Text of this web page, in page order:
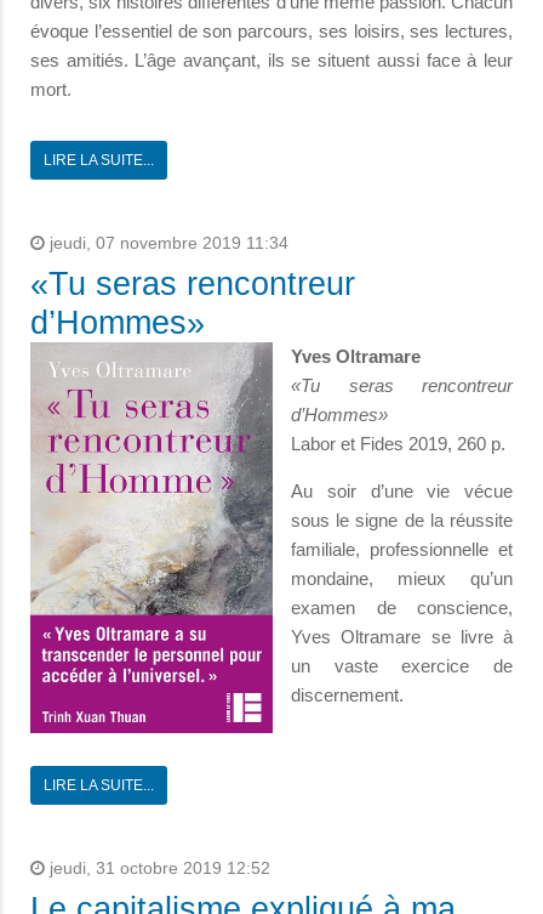
évoque l’essentiel de son parcours, ses loisirs, ses lectures,
ses amitiés. L’âge avançant, ils se situent aussi face à leur
mort.
LIRE LA SUITE...
jeudi, 07 novembre 2019 11:34
«Tu seras rencontreur
d’Hommes»
Yves Oltramare
«Tu seras rencontreur
d’Hommes»
Labor et Fides 2019, 260 p.
Au soir d’une vie vécue
sous le signe de la réussite
familiale, professionnelle et
mondaine, mieux qu’un
examen de conscience,
Yves Oltramare se livre à
un vaste exercice de
discernement.
LIRE LA SUITE...
jeudi, 31 octobre 2019 12:52